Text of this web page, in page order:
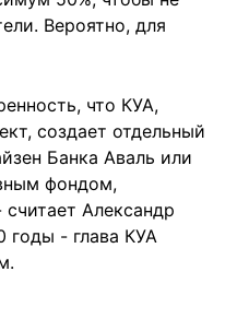
Вероятно, для
что КУА,
создает отдельный
Банка Аваль или
фондом,
Александр
годы - глава КУА